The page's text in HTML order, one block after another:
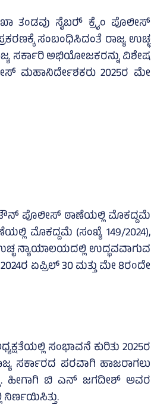
ತಂಡವು ಸೈಬರ್‍‌ ಕ್ರೈಂ ಪೊಲೀಸ್‌
ಸಂಬಂಧಿಸಿದಂತೆ ರಾಜ್ಯ ಉಚ್ಛ
ಸರ್ಕಾರಿ ಅಭಿಯೋಜಕರನ್ನು ವಿಶೇಷ
ಮಹಾನಿರ್ದೇಶಕರು 2025ರ ಮೇ
ಪೊಲೀಸ್‌ ಠಾಣೆಯಲ್ಲಿ ಮೊಕದ್ದಮೆ
ಮೊಕದ್ದಮೆ (ಸಂಖ್ಯೆ 149/2024),
ನ್ಯಾಯಾಲಯದಲ್ಲಿ ಉದ್ಭವವಾಗುವ
ಏಪ್ರಿಲ್‌ 30 ಮತ್ತು ಮೇ 8ರಂದೇ
ಸಂಭಾವನೆ ಕುರಿತು 2025ರ
ಸರ್ಕಾರದ ಪರವಾಗಿ ಹಾಜರಾಗಲು
ಹೀಗಾಗಿ ಬಿ ಎನ್ ಜಗದೀಶ್‌ ಅವರ